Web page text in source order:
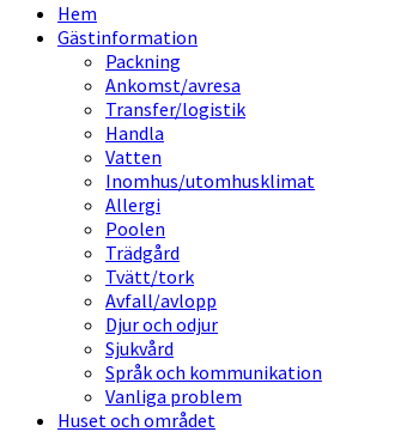
Hem
Gästinformation
Packning
Ankomst/avresa
Transfer/logistik
Handla
Vatten
Inomhus/utomhusklimat
Allergi
Poolen
Trädgård
Tvätt/tork
Avfall/avlopp
Djur och odjur
Sjukvård
Språk och kommunikation
Vanliga problem
Huset och området